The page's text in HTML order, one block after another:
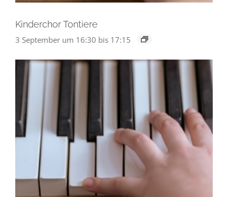
Kinderchor Tontiere
3 September um 16:30 bis 17:15